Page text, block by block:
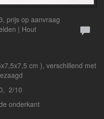
prijs op aanvraag
| Hout
cm ), verschillend met
2/10
onderkant